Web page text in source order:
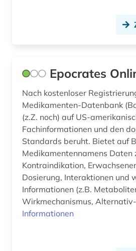
parasitologie (1)
patent (7)
patentanmeldung (4)
patente (2)
patentrecht (4)
patient (1)
peptidase (2)
Epocrates
Nach kostenloser
Medikamenten-Datenbank
(z.Z. noch) auf US-
Fachinformationen und den
Standards beruht. Bietet auf
Medikamentennamens Daten
Kontraindikation,
Dosierung, Interaktionen und
Informationen (z.B.
Wirkmechanismus,
Informationen